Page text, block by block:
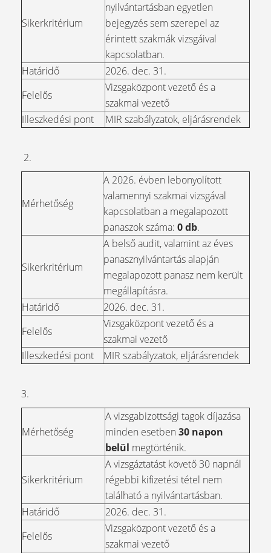
Sikerkritérium
nyilvántartásban egyetlen
bejegyzés sem szerepel az
érintett szakmák vizsgáival
kapcsolatban.
Határidő
2026. dec. 31.
Felelős
Vizsgaközpont vezető és a
szakmai vezető
Illeszkedési pont
MIR szabályzatok, eljárásrendek
2.
Mérhetőség
A 2026. évben lebonyolított
valamennyi szakmai vizsgával
kapcsolatban a megalapozott
panaszok száma: 0 db.
Sikerkritérium
A belső audit, valamint az éves
panasznyilvántartás alapján
megalapozott panasz nem került
megállapításra.
Határidő
2026. dec. 31.
Felelős
Vizsgaközpont vezető és a
szakmai vezető
Illeszkedési pont
MIR szabályzatok, eljárásrendek
3.
Mérhetőség
A vizsgabizottsági tagok díjazása
minden esetben 30 napon
belül megtörténik.
Sikerkritérium
A vizsgáztatást követő 30 napnál
régebbi kifizetési tétel nem
található a nyilvántartásban.
Határidő
2026. dec. 31.
Felelős
Vizsgaközpont vezető és a
szakmai vezető